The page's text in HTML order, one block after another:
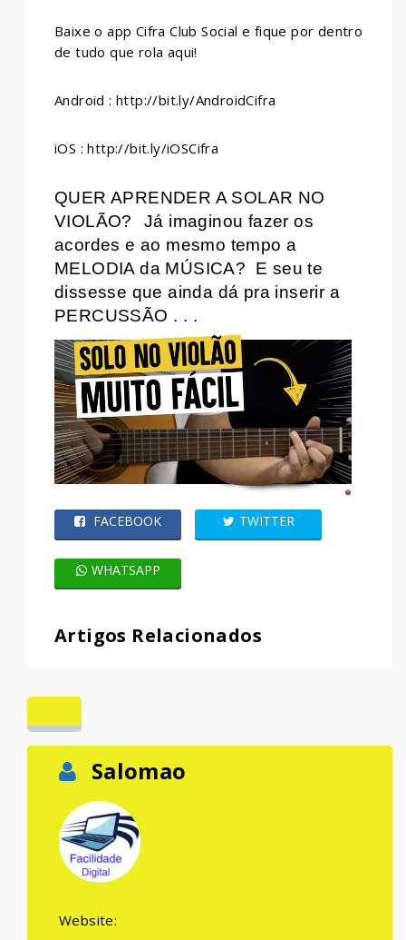
Baixe o app Cifra Club Social e fique por dentro
de tudo que rola aqui!
Android : http://bit.ly/AndroidCifra
iOS : http://bit.ly/iOSCifra
QUER APRENDER A SOLAR NO
VIOLÃO?
Já imaginou fazer os
acordes e ao mesmo tempo a
MELODIA da MÚSICA? E seu te
dissesse que ainda dá pra inserir a
PERCUSSÃO . . .
FACEBOOK TWITTER
WHATSAPP
Artigos Relacionados
Salomao
Website: